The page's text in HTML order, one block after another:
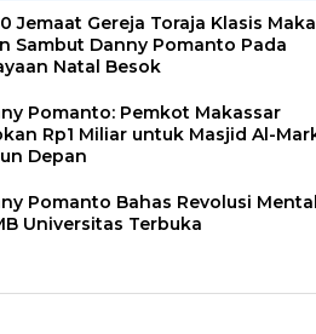
Jemaat Gereja Toraja Klasis
Sambut Danny Pomanto Pada
Natal Besok
Pomanto: Pemkot Makassar
Rp1 Miliar untuk Masjid Al-
Depan
Pomanto Bahas Revolusi
Universitas Terbuka